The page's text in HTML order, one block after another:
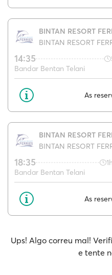
BINTAN RESORT
BINTAN RESORT
14:35
Bandar Bentan Telani
As
BINTAN RESORT
BINTAN RESORT
18:35
Bandar Bentan Telani
As
Ups! Algo correu mal!
e tente